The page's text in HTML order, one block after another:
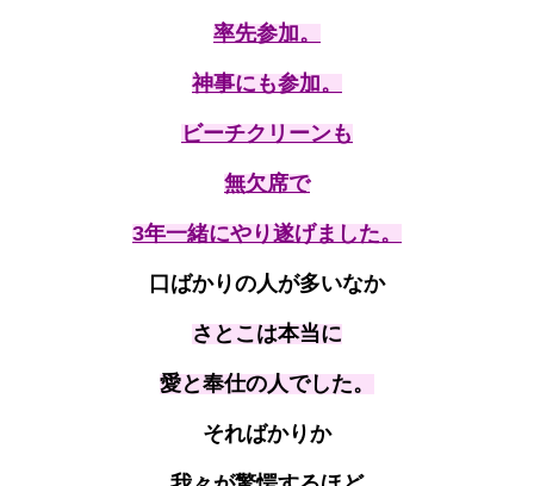
率先参加。
神事にも参加。
ビーチクリーンも
無欠席で
3年一緒にやり遂げました。
口ばかりの人が多いなか
さとこは本当に
愛と奉仕の人でした。
そればかりか